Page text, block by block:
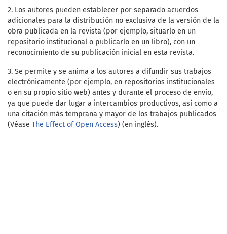
2. Los autores pueden establecer por separado acuerdos
adicionales para la distribución no exclusiva de la versión de la
obra publicada en la revista (por ejemplo, situarlo en un
repositorio institucional o publicarlo en un libro), con un
reconocimiento de su publicación inicial en esta revista.
3. Se permite y se anima a los autores a difundir sus trabajos
electrónicamente (por ejemplo, en repositorios institucionales
o en su propio sitio web) antes y durante el proceso de envío,
ya que puede dar lugar a intercambios productivos, así como a
una citación más temprana y mayor de los trabajos publicados
(Véase The Effect of Open Access) (en inglés).